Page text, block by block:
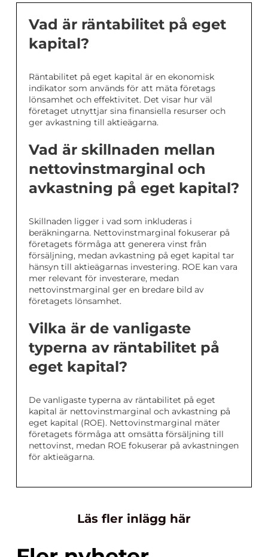
Vad är räntabilitet på eget
kapital?
Räntabilitet på eget kapital är en ekonomisk
indikator som används för att mäta företags
lönsamhet och effektivitet. Det visar hur väl
företaget utnyttjar sina finansiella resurser och
ger avkastning till aktieägarna.
Vad är skillnaden mellan
nettovinstmarginal och
avkastning på eget kapital?
Skillnaden ligger i vad som inkluderas i
beräkningarna. Nettovinstmarginal fokuserar på
företagets förmåga att generera vinst från
försäljning, medan avkastning på eget kapital tar
hänsyn till aktieägarnas investering. ROE kan vara
mer relevant för investerare, medan
nettovinstmarginal ger en bredare bild av
företagets lönsamhet.
Vilka är de vanligaste
typerna av räntabilitet på
eget kapital?
De vanligaste typerna av räntabilitet på eget
kapital är nettovinstmarginal och avkastning på
eget kapital (ROE). Nettovinstmarginal mäter
företagets förmåga att omsätta försäljning till
nettovinst, medan ROE fokuserar på avkastningen
för aktieägarna.
Läs fler inlägg här